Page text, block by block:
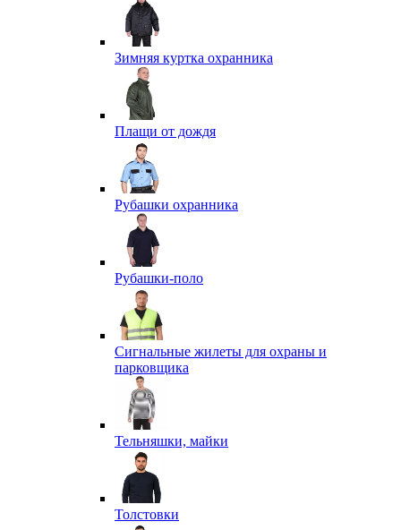
Зимняя куртка охранника
Плащи от дождя
Рубашки охранника
Рубашки-поло
Сигнальные жилеты для охраны и
парковщика
Тельняшки, майки
Толстовки